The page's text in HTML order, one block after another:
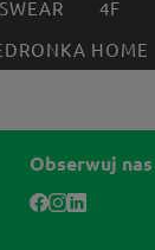
4F
HOME
Obserwuj nas